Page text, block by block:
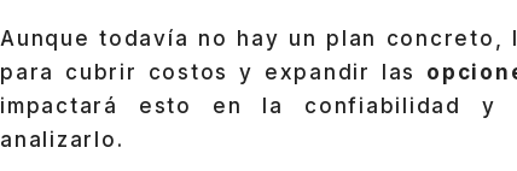
Aunque todavía no hay un plan
para cubrir costos y expandir las
impactará esto en la confiabilidad y
analizarlo.